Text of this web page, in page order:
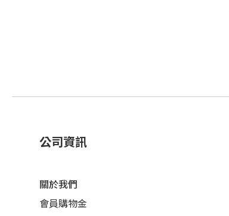
公司資訊
關於我們
會員購物金